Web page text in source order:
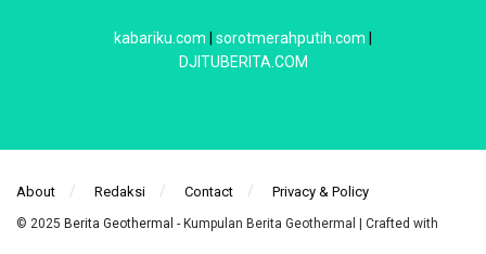
kabariku.com sorotmerahputih.com
DJITUBERITA.COM
About Redaksi Contact Privacy & Policy
© 2025 Berita Geothermal - Kumpulan Berita Geothermal | Crafted with